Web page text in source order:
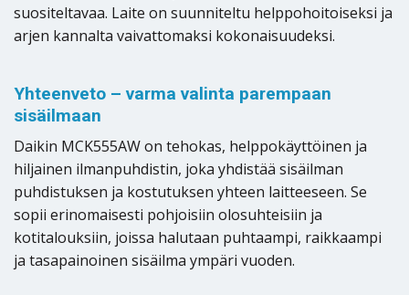
suositeltavaa. Laite on suunniteltu helppohoitoiseksi ja
arjen kannalta vaivattomaksi kokonaisuudeksi.
Yhteenveto – varma valinta parempaan
sisäilmaan
Daikin MCK555AW on tehokas, helppokäyttöinen ja
hiljainen ilmanpuhdistin, joka yhdistää sisäilman
puhdistuksen ja kostutuksen yhteen laitteeseen. Se
sopii erinomaisesti pohjoisiin olosuhteisiin ja
kotitalouksiin, joissa halutaan puhtaampi, raikkaampi
ja tasapainoinen sisäilma ympäri vuoden.